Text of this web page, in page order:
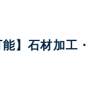
】石材加工・